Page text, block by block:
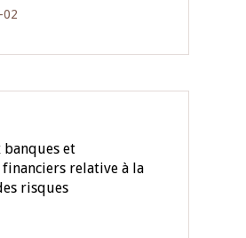
02
et
relative à la
risques